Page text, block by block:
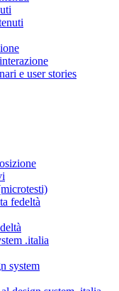
e user stories
fedeltà
.italia
system